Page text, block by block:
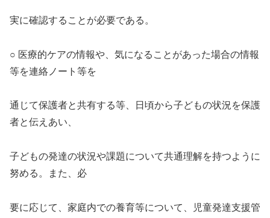
実に確認することが必要である。
○ 医療的ケアの情報や、気になることがあった場合の情報
等を連絡ノート等を
通じて保護者と共有する等、日頃から子どもの状況を保護
者と伝えあい、
子どもの発達の状況や課題について共通理解を持つように
努める。また、必
要に応じて、家庭内での養育等について、児童発達支援管